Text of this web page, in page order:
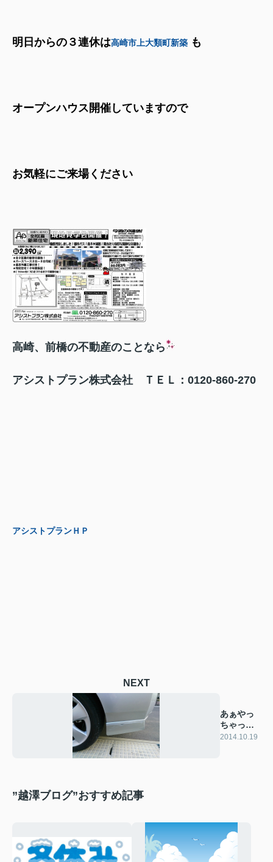
明日からの３連休は高崎市上大類町新築 も
オープンハウス開催していますので
お気軽にご来場ください
高崎、前橋の不動産のことなら
アシストプラン株式会社 ＴＥＬ：0120-860-270
アシストプランＨＰ
NEXT
あぁやっ
ちゃっ
た…
2014.10.19
”越澤ブログ”おすすめ記事